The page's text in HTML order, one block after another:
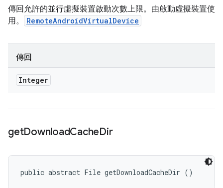
傳回允許的並行虛擬裝置啟動次數上限。由啟動虛擬裝置使
用。
RemoteAndroidVirtualDevice
傳回
Integer
getDownloadCacheDir
public abstract File getDownloadCacheDir ()